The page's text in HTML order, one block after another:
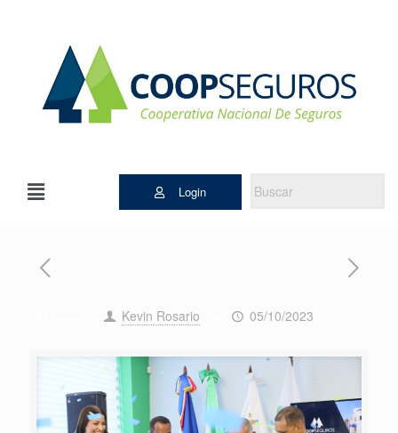
Login
Kevin Rosario 05/10/2023